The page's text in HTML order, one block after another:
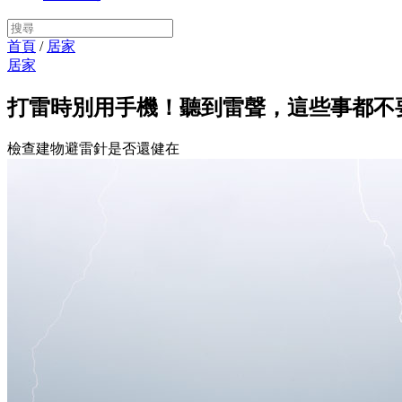
首頁 / 居家
居家
打雷時別用手機！聽到雷聲，這些事都不
檢查建物避雷針是否還健在